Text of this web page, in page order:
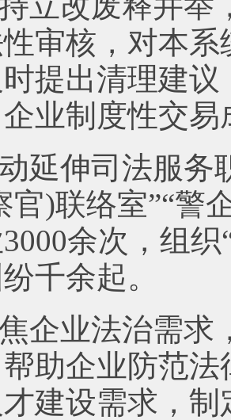
审核，对本
提出清理建
业制度性交
延伸司法服务
官)联络室”“警
余次，组
千余起。
企业法治需求
助企业防范
才建设需求，